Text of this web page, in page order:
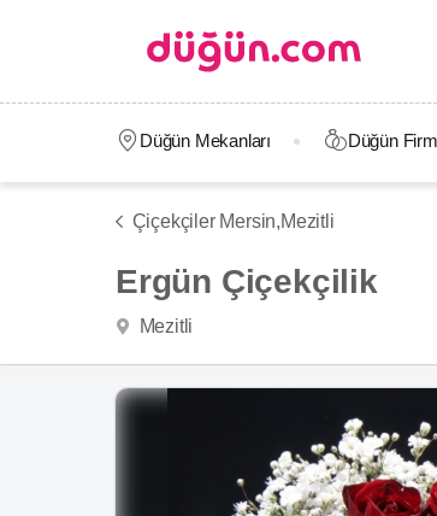
Düğün Mekanları Düğün
Çiçekçiler Mersin,Mezitli
Ergün Çiçekçilik
Mezitli